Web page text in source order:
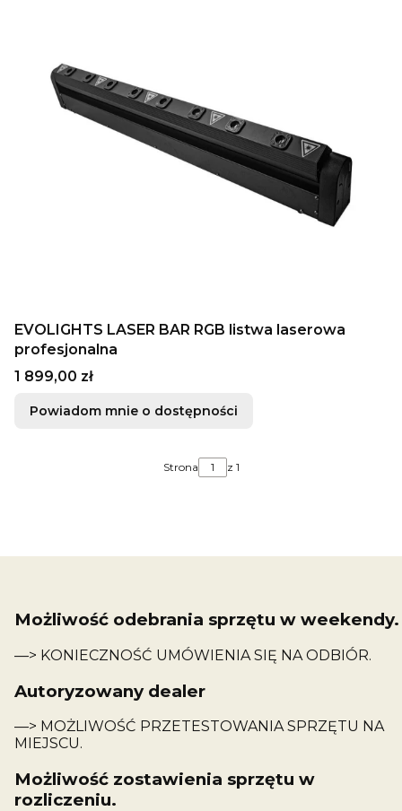
EVOLIGHTS LASER BAR RGB listwa laserowa
profesjonalna
Cena
1 899,00 zł
Powiadom mnie o dostępności
Strona z 1
Możliwość odebrania sprzętu w weekendy.
—> KONIECZNOŚĆ UMÓWIENIA SIĘ NA ODBIÓR.
Autoryzowany dealer
—> MOŻLIWOŚĆ PRZETESTOWANIA SPRZĘTU NA
MIEJSCU.
Możliwość zostawienia sprzętu w
rozliczeniu.